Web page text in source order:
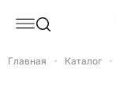
Главная Каталог